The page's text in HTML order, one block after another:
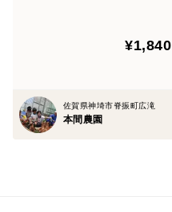
¥1,840
佐賀県神埼市脊振町広滝
本間農園